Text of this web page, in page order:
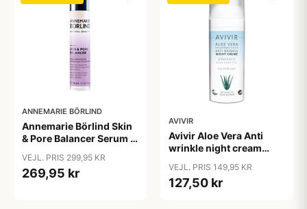
ANNEMARIE BÖRLIND
Annemarie Börlind Skin
& Pore Balancer Serum -
VEJL. PRIS 299,95 KR
269,95 kr
AVIVIR
Avivir Aloe Vera Anti
wrinkle night cream
VEJL. PRIS 149,95 KR
127,50 kr